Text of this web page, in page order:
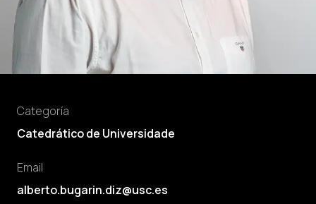
Categoría
Catedrático de Universidade
Email
alberto.bugarin.diz@usc.es